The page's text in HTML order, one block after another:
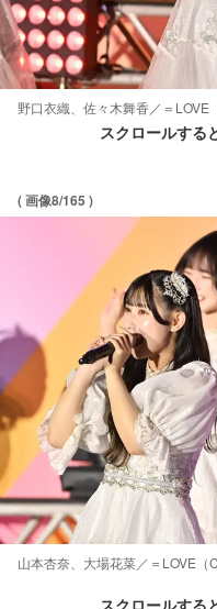
野口衣織、佐々木舞香／＝LOVE
スクロールする
( 画像8/165 )
山本杏奈、大場花菜／＝LOVE（
スクロールする